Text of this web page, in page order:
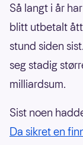
Så langt i år
blitt utbetalt
stund siden
seg stadig
milliardsum.
Sist noen
Da sikret en